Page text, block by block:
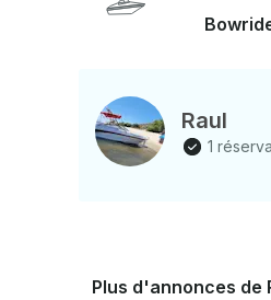
Raul
1
Plus d'annonces de